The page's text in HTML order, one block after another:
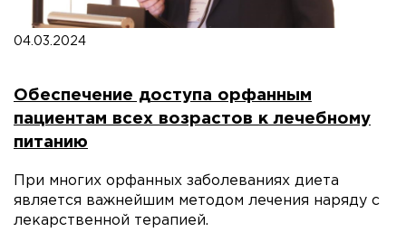
04.03.2024
Обеспечение доступа орфанным
пациентам всех возрастов к лечебному
питанию
При многих орфанных заболеваниях диета
является важнейшим методом лечения наряду с
лекарственной терапией.